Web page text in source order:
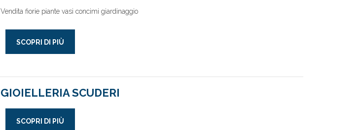
Vendita fiorie piante vasi concimi giardinaggio
SCOPRI DI PIÙ
GIOIELLERIA SCUDERI
SCOPRI DI PIÙ